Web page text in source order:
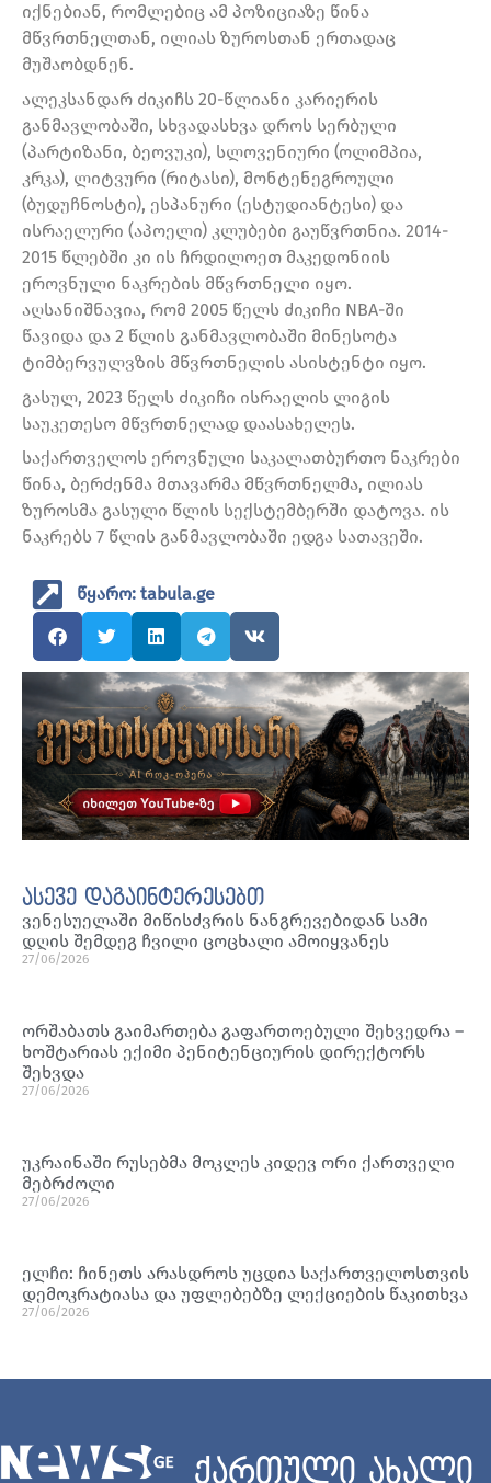
იქნებიან, რომლებიც ამ პოზიციაზე წინა
მწვრთნელთან, ილიას ზუროსთან ერთადაც
მუშაობდნენ.
ალეკსანდარ ძიკიჩს 20-წლიანი კარიერის
განმავლობაში, სხვადასხვა დროს სერბული
(პარტიზანი, ბეოვუკი), სლოვენიური (ოლიმპია,
კრკა), ლიტვური (რიტასი), მონტენეგროული
(ბუდუჩნოსტი), ესპანური (ესტუდიანტესი) და
ისრაელური (აპოელი) კლუბები გაუწვრთნია. 2014-
2015 წლებში კი ის ჩრდილოეთ მაკედონიის
ეროვნული ნაკრების მწვრთნელი იყო.
აღსანიშნავია, რომ 2005 წელს ძიკიჩი NBA-ში
წავიდა და 2 წლის განმავლობაში მინესოტა
ტიმბერვულვზის მწვრთნელის ასისტენტი იყო.
გასულ, 2023 წელს ძიკიჩი ისრაელის ლიგის
საუკეთესო მწვრთნელად დაასახელეს.
საქართველოს ეროვნული საკალათბურთო ნაკრები
წინა, ბერძენმა მთავარმა მწვრთნელმა, ილიას
ზუროსმა გასული წლის სექსტემბერში დატოვა. ის
ნაკრებს 7 წლის განმავლობაში ედგა სათავეში.
წყარო: tabula.ge
ასევე დაგაინტერესებთ
ვენესუელაში მიწისძვრის ნანგრევებიდან სამი
დღის შემდეგ ჩვილი ცოცხალი ამოიყვანეს
27/06/2026
ორშაბათს გაიმართება გაფართოებული შეხვედრა –
ხოშტარიას ექიმი პენიტენციურის დირექტორს
შეხვდა
27/06/2026
უკრაინაში რუსებმა მოკლეს კიდევ ორი ქართველი
მებრძოლი
27/06/2026
ელჩი: ჩინეთს არასდროს უცდია საქართველოსთვის
დემოკრატიასა და უფლებებზე ლექციების წაკითხვა
27/06/2026
ქართული ახალი